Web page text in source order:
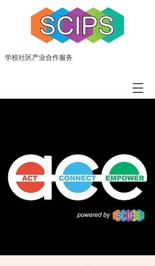
学校社区产业合作服务